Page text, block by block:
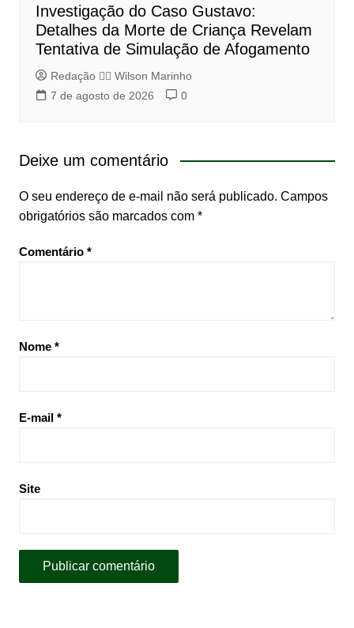
Investigação do Caso Gustavo:
Detalhes da Morte de Criança Revelam
Tentativa de Simulação de Afogamento
Redação 👨‍⚖️​ Wilson Marinho
7 de agosto de 2026
0
Deixe um comentário
O seu endereço de e-mail não será publicado. Campos
obrigatórios são marcados com *
Comentário *
Nome *
E-mail *
Site